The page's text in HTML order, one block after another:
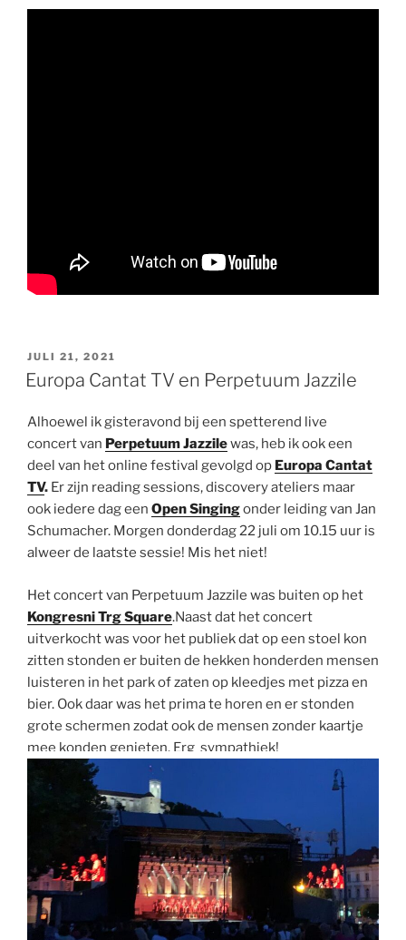
GEPLAATST
OP
JULI 21, 2021
Europa Cantat TV en Perpetuum Jazzile
Alhoewel ik gisteravond bij een spetterend live
concert van Perpetuum Jazzilewas, heb ik ook een
deel van het online festival gevolgd op Europa Cantat
TV. Er zijn reading sessions, discovery ateliers maar
ook iedere dag een Open Singingonder leiding van Jan
Schumacher. Morgen donderdag 22 juli om 10.15 uur is
alweer de laatste sessie! Mis het niet!
Het concert van Perpetuum Jazzile was buiten op het
Kongresni Trg Square.Naast dat het concert
uitverkocht was voor het publiek dat op een stoel kon
zitten stonden er buiten de hekken honderden mensen
luisteren in het park of zaten op kleedjes met pizza en
bier. Ook daar was het prima te horen en er stonden
grote schermen zodat ook de mensen zonder kaartje
mee konden genieten. Erg sympathiek!